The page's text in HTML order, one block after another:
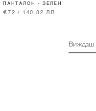
ПАНТАЛОН - ЗЕЛЕН
€72 / 140.82 ЛВ.
Виждаш